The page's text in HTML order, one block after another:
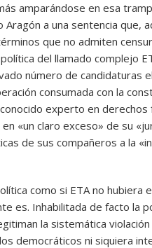
amparándose en esa
a una sentencia que,
que no admiten
del llamado complejo
número de candidaturas
consumada con la
experto en
«un claro exceso» de su
de sus compañeros a la
como si ETA no hubiera
es. Inhabilitada de facto la
la sistemática
democráticos ni siquiera